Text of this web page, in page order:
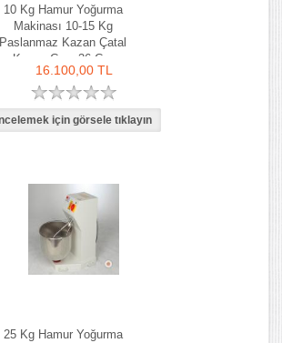
10 Kg Hamur Yoğurma
Makinası 10-15 Kg
Paslanmaz Kazan Çatal
Kazan Çapı 36 Cm
16.100,00 TL
25 Kg Hamur Yoğurma